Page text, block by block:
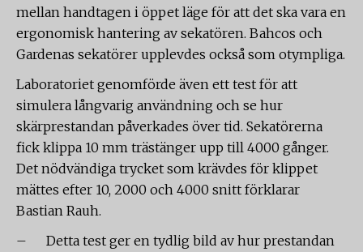
mellan handtagen i öppet läge för att det ska vara en
ergonomisk hantering av sekatören. Bahcos och
Gardenas sekatörer upplevdes också som otympliga.
Laboratoriet genomförde även ett test för att
simulera långvarig användning och se hur
skärprestandan påverkades över tid. Sekatörerna
fick klippa 10 mm trästänger upp till 4000 gånger.
Det nödvändiga trycket som krävdes för klippet
mättes efter 10, 2000 och 4000 snitt förklarar
Bastian Rauh.
– Detta test ger en tydlig bild av hur prestandan